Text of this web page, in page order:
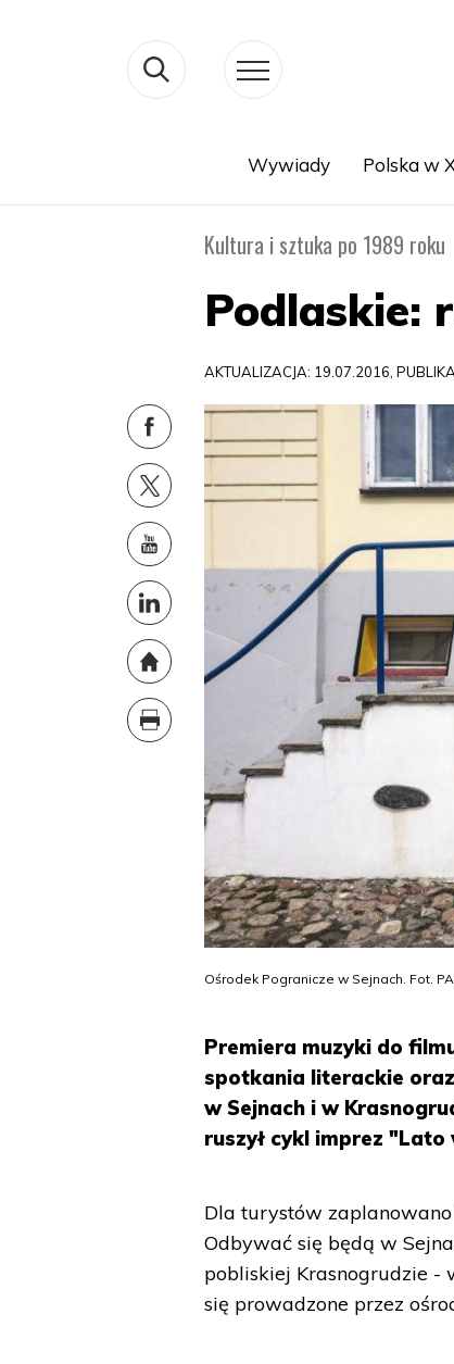
Wywiady Polska w
Kultura i sztuka po 1989 roku
Podlaskie:
AKTUALIZACJA: 19.07.2016,
Ośrodek Pogranicze w Sejnach. Fot.
Premiera muzyki do
spotkania literackie
w Sejnach i w
ruszył cykl imprez
Dla turystów
Odbywać się będą w
pobliskiej Krasnogrudzie -
się prowadzone przez